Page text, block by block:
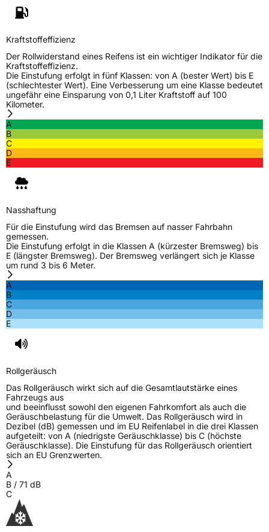
Weitere Eigenschaften
SchlauchtypTL
ZustandNeureifen
M+SJa
EU Label
EffizienzC
NasshaftungC
Rollgeräusch (dB)71
FahrzeugklasseC1
3PMSF / Schneeflockensymbol / Alpine-Symbol
Allgemeine Produktsicherheit (GPSR)
Kraftstoffeffizienz
Der Rollwiderstand eines Reifens ist ein wichtiger Indikator für die
Kraftstoffeffizienz.
Die Einstufung erfolgt in fünf Klassen: von A (bester Wert) bis E
(schlechtester Wert). Eine Verbesserung um eine Klasse bedeutet
ungefähr eine Einsparung von 0,1 Liter Kraftstoff auf 100
Kilometer.
A
B
C
D
E
Nasshaftung
Für die Einstufung wird das Bremsen auf nasser Fahrbahn
gemessen.
Die Einstufung erfolgt in die Klassen A (kürzester Bremsweg) bis
E (längster Bremsweg). Der Bremsweg verlängert sich je Klasse
um rund 3 bis 6 Meter.
A
B
C
D
E
Rollgeräusch
Das Rollgeräusch wirkt sich auf die Gesamtlautstärke eines
Fahrzeugs aus
und beeinflusst sowohl den eigenen Fahrkomfort als auch die
Geräuschbelastung für die Umwelt. Das Rollgeräusch wird in
Dezibel (dB) gemessen und im EU Reifenlabel in die drei Klassen
aufgeteilt: von A (niedrigste Geräuschklasse) bis C (höchste
Geräuschklasse). Die Einstufung für das Rollgeräusch orientiert
sich an EU Grenzwerten.
A
B / 71 dB
C